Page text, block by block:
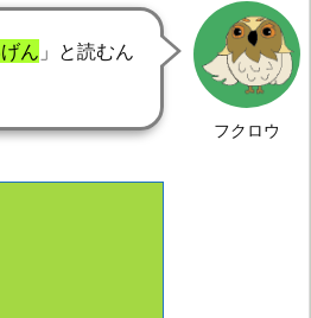
フクロウ
ん 」と読むん